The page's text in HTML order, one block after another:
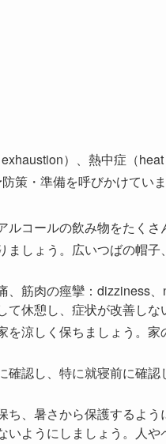
）、熱中症（
策・準備を呼びかけていま
コールの飲み物をたくさ
ましょう。広いつばの帽
、筋肉の痙攣：dizziness
休憩し、症状が改善しな
を涼しく保ちましょう。
確認し、特に就寝前に確
ち、暑さから保護するよ
ようにしましょう。人や